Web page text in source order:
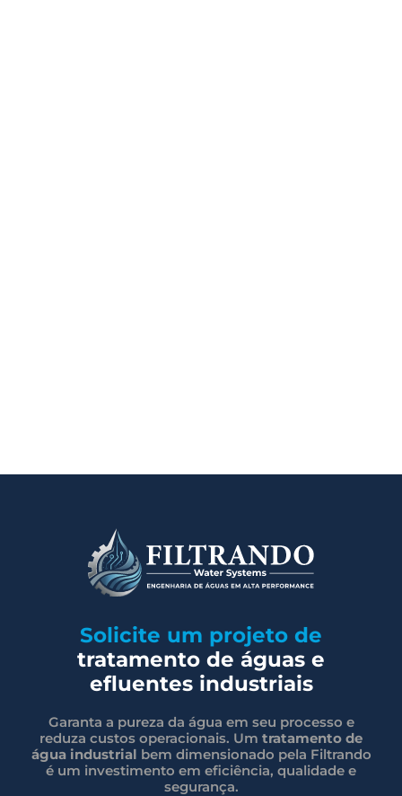
Solicite um projeto de
tratamento de águas e
efluentes industriais
Garanta a pureza da água em seu processo e
reduza custos operacionais. Um tratamento de
água industrial bem dimensionado pela Filtrando
é um investimento em eficiência, qualidade e
segurança.